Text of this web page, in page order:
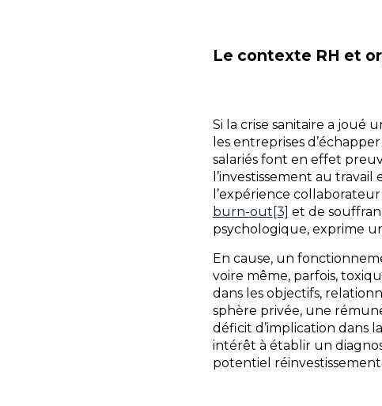
Le contexte RH et
Si la crise sanitaire a joué
les entreprises
salariés font en effet
l’investissement au
l’expérience
burn-out [3] et de
psychologique, exprime
En cause, un
voire même, parfois,
dans les objectifs,
sphère privée, une
déficit d’implication dans
intérêt à établir un
potentiel